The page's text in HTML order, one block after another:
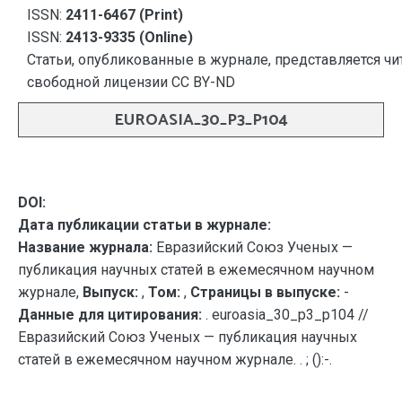
ISSN: 2411-6467 (Print)
ISSN: 2413-9335 (Online)
Статьи, опубликованные в журнале, представляется
свободной лицензии CC BY-ND
EUROASIA_30_P3_P104
DOI:
Дата публикации статьи в журнале:
Название журнала: Евразийский Союз Ученых —
публикация научных статей в ежемесячном научном
журнале, Выпуск: , Том: , Страницы в выпуске: -
Данные для цитирования: . euroasia_30_p3_p104 //
Евразийский Союз Ученых — публикация научных
статей в ежемесячном научном журнале. . ; ():-.